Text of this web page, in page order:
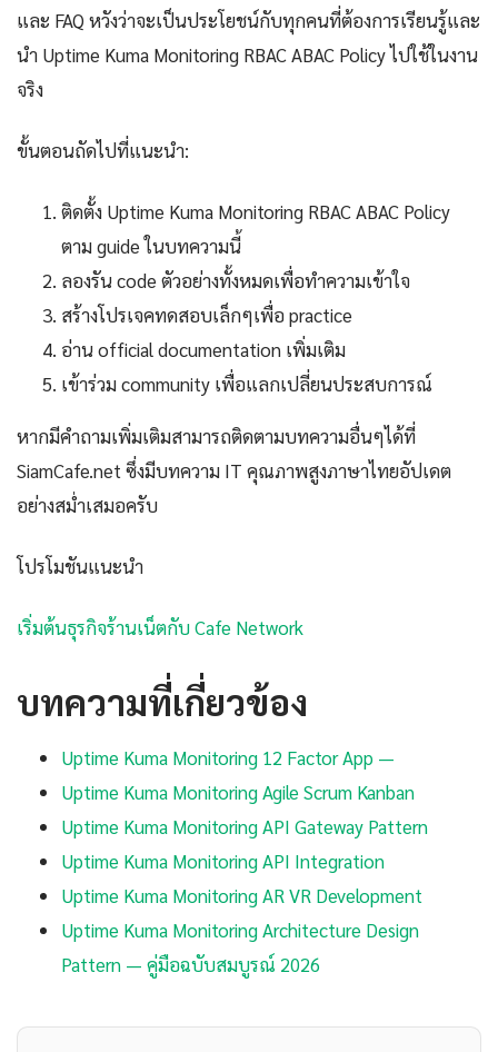
และ FAQ หวังว่าจะเป็นประโยชน์กับทุกคนที่ต้องการเรียนรู้และ
นำ Uptime Kuma Monitoring RBAC ABAC Policy ไปใช้ในงาน
จริง
ขั้นตอนถัดไปที่แนะนำ:
ติดตั้ง Uptime Kuma Monitoring RBAC ABAC Policy
ตาม guide ในบทความนี้
ลองรัน code ตัวอย่างทั้งหมดเพื่อทำความเข้าใจ
สร้างโปรเจคทดสอบเล็กๆเพื่อ practice
อ่าน official documentation เพิ่มเติม
เข้าร่วม community เพื่อแลกเปลี่ยนประสบการณ์
หากมีคำถามเพิ่มเติมสามารถติดตามบทความอื่นๆได้ที่
SiamCafe.net ซึ่งมีบทความ IT คุณภาพสูงภาษาไทยอัปเดต
อย่างสม่ำเสมอครับ
โปรโมชันแนะนำ
เริ่มต้นธุรกิจร้านเน็ตกับ Cafe Network
บทความที่เกี่ยวข้อง
Uptime Kuma Monitoring 12 Factor App —
Uptime Kuma Monitoring Agile Scrum Kanban
Uptime Kuma Monitoring API Gateway Pattern
Uptime Kuma Monitoring API Integration
Uptime Kuma Monitoring AR VR Development
Uptime Kuma Monitoring Architecture Design
Pattern — คู่มือฉบับสมบูรณ์ 2026